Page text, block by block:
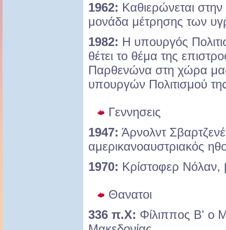
1962: Καθιερώνεται
μονάδα μέτρησης των
1982: Η υπουργός
θέτει το θέμα της
Παρθενώνα στη χώρα
υπουργών Πολιτισμού
Γεννησεις
1947: Άρνολντ
αμερικανοαυστριακός
1970: Κρίστοφερ Νόλαν,
Θανατοι
336 π.Χ: Φίλιππος Β' ο